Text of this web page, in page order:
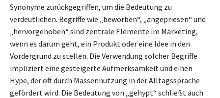
Synonyme zurückgegriffen, um die Bedeutung zu
verdeutlichen. Begriffe wie „beworben“, „angepriesen“ und
„hervorgehoben“ sind zentrale Elemente im Marketing,
wenn es darum geht, ein Produkt oder eine Idee in den
Vordergrund zu stellen. Die Verwendung solcher Begriffe
impliziert eine gesteigerte Aufmerksamkeit und einen
Hype, der oft durch Massennutzung in der Alltagssprache
gefördert wird. Die Bedeutung von „gehypt“ schließt auch